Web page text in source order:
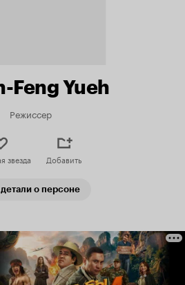
Feng Yueh
Режиссер
звезда Добавить
о персоне